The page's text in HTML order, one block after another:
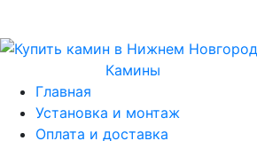
Камины
Главная
Установка и монтаж
Оплата и доставка